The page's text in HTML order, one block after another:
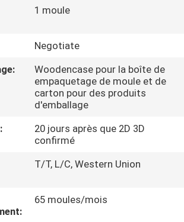
1 moule
Negotiate
Woodencase pour la boîte de
empaquetage de moule et de
carton pour des produits
d'emballage
20 jours après que 2D 3D
confirmé
T/T, L/C, Western Union
65 moules/mois